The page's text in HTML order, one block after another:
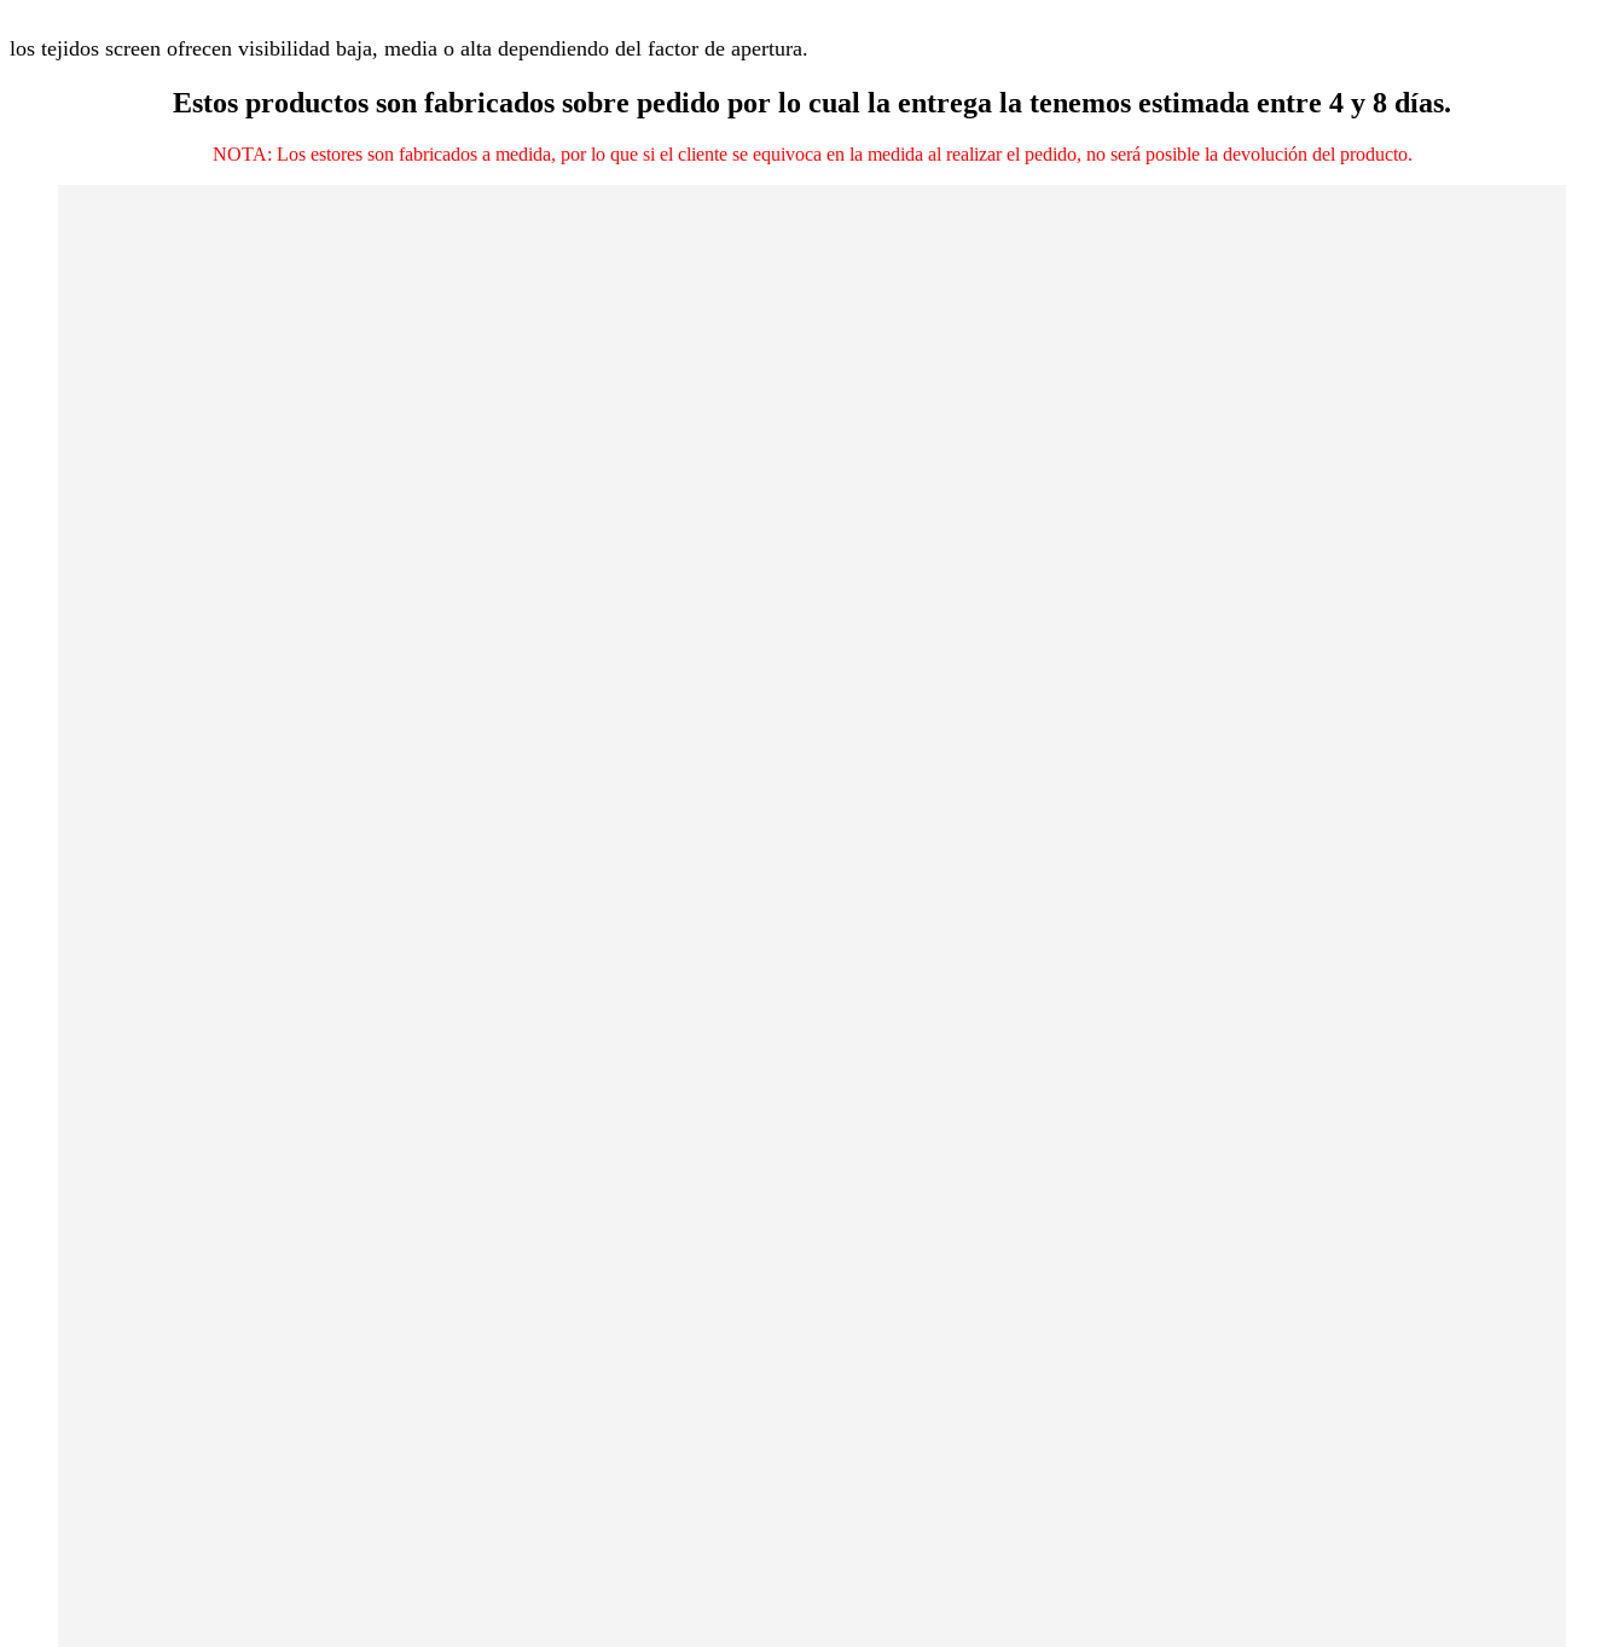
los tejidos screen ofrecen visibilidad baja, media o alta dependiendo del factor de apertura.
Estos productos son fabricados sobre pedido por lo cual la entrega la tenemos estimada entre 4 y 8 días.
NOTA: Los estores son fabricados a medida, por lo que si el cliente se equivoca en la medida al realizar el pedido, no será posible la devolución del producto.